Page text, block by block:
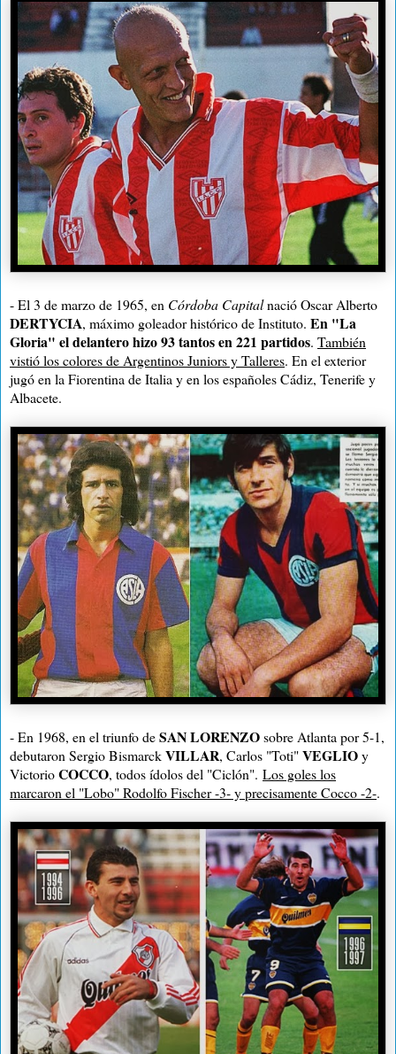
- El 3 de marzo de 1965, en Córdoba Capitalnació Oscar Alberto
DERTYCIA, máximo goleador histórico de Instituto. En "La
Gloria" el delantero hizo 93 tantos en 221 partidos. También
vistió los colores de Argentinos Juniors y Talleres. En el exterior
jugó en la Fiorentina de Italia y en los españoles Cádiz, Tenerife y
Albacete.
- En 1968, en el triunfo deSAN LORENZOsobre Atlanta por 5-1,
debutaron Sergio BismarckVILLAR, Carlos "Toti"VEGLIOy
VictorioCOCCO, todos ídolos del "Ciclón". Los goles los
marcaron el "Lobo" Rodolfo Fischer -3- y precisamente Cocco -2-.